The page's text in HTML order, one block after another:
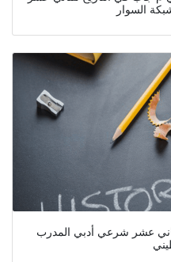
السوار
عشر شرعي أدبي المدرب